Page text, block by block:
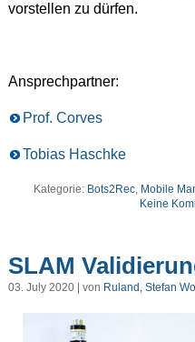
vorstellen zu dürfen.
Ansprechpartner:
Prof. Corves
Tobias Haschke
Kategorie: Bots2Rec, Mobile
Keine
SLAM
03. July 2020 | von Ruland, Stefan